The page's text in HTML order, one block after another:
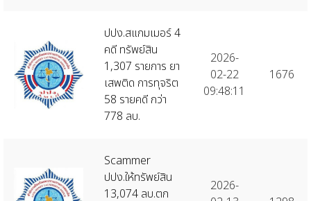
ปปง.สแกมเมอร์ 4
คดี ทรัพย์สิน
1,307 รายการ ยา
เสพติด การทุจริต
58 รายคดี กว่า
778 ลบ.
2026-
02-22
09:48:11
1676
Scammer
ปปง.ให้ทรัพย์สิน
13,074 ลบ.ตก
2026-